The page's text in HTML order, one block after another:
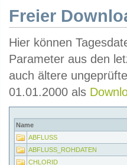
Freier
Hier können
Parameter aus den
auch ältere
01.01.2000 als
Name
ABFLUSS
ABFLUSS_ROHDATEN
CHLORID